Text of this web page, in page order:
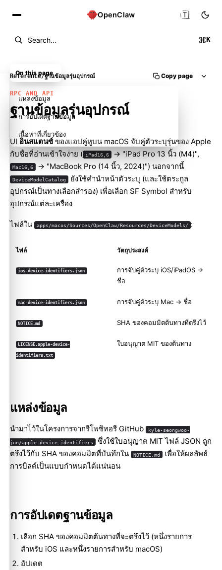
OpenClaw
Search... K
🇹🇭
Reference/ฐานข้อมูลรุ่นอุปกรณ์ Copy page
RPC AND API
ฐานข้อมูลรุ่นอุปกรณ์
UI อินสแตนซ์ของแอปคู่หูบน macOS จับคู่ตัวระบุรุ่นของ Apple
กับชื่อที่อ่านเข้าใจง่าย ( iPad16,6 -> "iPad Pro 13 นิ้ว (M4)",
Mac16,6 -> "MacBook Pro (14 นิ้ว, 2024)") นอกจากนี้
DeviceModelCatalog ยังใช้คำนำหน้าตัวระบุ (และใช้ตระกูล
อุปกรณ์เป็นทางเลือกสำรอง) เพื่อเลือก SF Symbol สำหรับ
อุปกรณ์แต่ละเครื่อง
ไฟล์ใน apps/macos/Sources/OpenClaw/Resources/DeviceModels/ :
ไฟล์ วัตถุประสงค์
ios-device-identifiers.json
การจับคู่ตัวระบุ iOS/iPadOS ->
ชื่อ
mac-device-identifiers.json การจับคู่ตัวระบุ Mac -> ชื่อ
NOTICE.md SHA ของคอมมิตต้นทางที่ตรึงไว้
LICENSE.apple-device-
identifiers.txt
ใบอนุญาต MIT ของต้นทาง
แหล่งข้อมูล
นำมาไว้ในโครงการจากรีโพซิทอรี GitHub kyle-seongwoo-
jun/apple-device-identifiers ซึ่งใช้ใบอนุญาต MIT ไฟล์ JSON ถูก
ตรึงไว้กับ SHA ของคอมมิตที่บันทึกใน
NOTICE.md เพื่อให้ผลลัพธ์
การบิลด์เป็นแบบกำหนดได้แน่นอน
การอัปเดตฐานข้อมูล
เลือก SHA ของคอมมิตต้นทางที่จะตรึงไว้ (หนึ่งรายการ
สำหรับ iOS และหนึ่งรายการสำหรับ macOS)
อัปเดต
On this page
แหล่งข้อมูล
การอัปเดตฐานข้อมูล
เนื้อหาที่เกี่ยวข้อง